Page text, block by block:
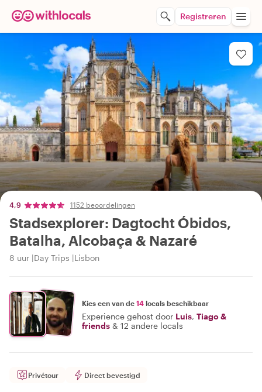
Registreren
4,9 1152 beoordelingen
Stadsexplorer: Dagtocht Óbidos,
Batalha, Alcobaça & Nazaré
8 uur Day Trips Lisbon
Kies een van de 14 locals beschikbaar
Experience gehost door Luis, Tiago &
friends & 12 andere locals
Privétour Direct bevestigd